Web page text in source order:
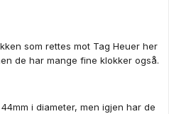
som rettes mot Tag Heuer her
de har mange fine klokker også.
i diameter, men igjen har de